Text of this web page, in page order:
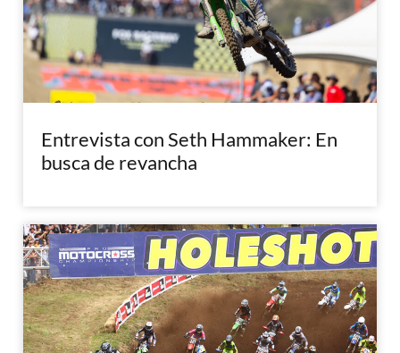
Entrevista con Seth Hammaker: En
busca de revancha